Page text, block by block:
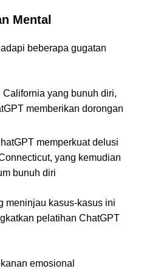
Mental
beberapa gugatan
yang bunuh diri,
memberikan dorongan
memperkuat delusi
yang kemudian
bunuh diri
meninjau kasus-kasus ini
pelatihan ChatGPT
emosional